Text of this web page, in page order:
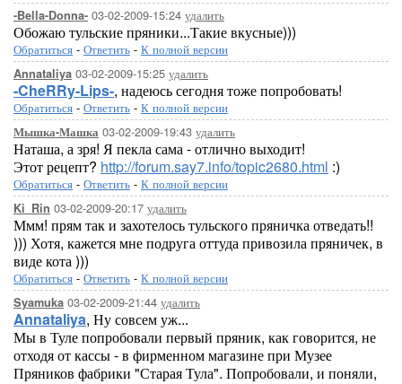
-Bella-Donna- 03-02-2009-15:24 удалить
Обожаю тульские пряники...Такие вкусные)))
Обратиться - Ответить - К полной версии
Annataliya 03-02-2009-15:25 удалить
-CheRRy-Lips-, надеюсь сегодня тоже попробовать!
Обратиться - Ответить - К полной версии
Мышка-Машка 03-02-2009-19:43 удалить
Наташа, а зря! Я пекла сама - отлично выходит!
Этот рецепт? http://forum.say7.info/topic2680.html :)
Обратиться - Ответить - К полной версии
Ki_Rin 03-02-2009-20:17 удалить
Ммм! прям так и захотелось тульского пряничка отведать!!
))) Хотя, кажется мне подруга оттуда привозила пряничек, в
виде кота )))
Обратиться - Ответить - К полной версии
Syamuka 03-02-2009-21:44 удалить
Annataliya, Ну совсем уж...
Мы в Туле попробовали первый пряник, как говорится, не
отходя от кассы - в фирменном магазине при Музее
Пряников фабрики "Старая Тула". Попробовали, и поняли,